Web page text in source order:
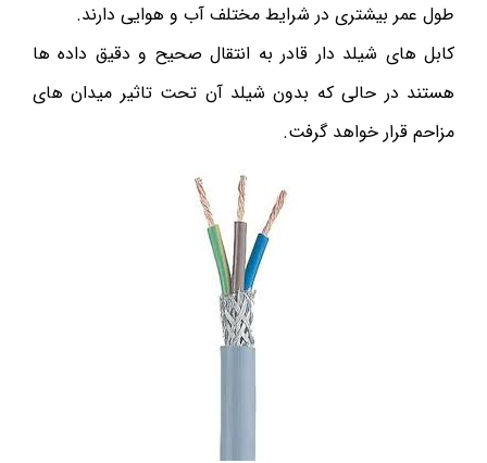
طول عمر بیشتری در شرایط مختلف آب و هوایی دارند.
کابل های شیلد دار قادر به انتقال صحیح و دقیق داده ها
هستند در حالی که بدون شیلد آن تحت تاثیر میدان های
مزاحم قرار خواهد گرفت.